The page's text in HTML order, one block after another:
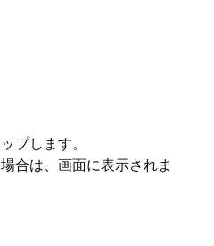
プします。
合は、画面に表示されま